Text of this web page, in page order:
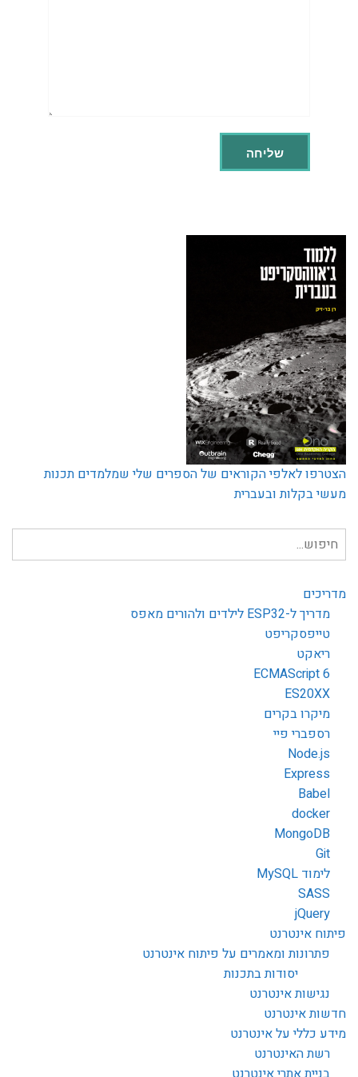
הצטרפו לאלפי הקוראים של הספרים שלי שמלמדים תכנות
מעשי בקלות ובעברית
חיפוש
עבור:
מדריכים
מדריך ל-ESP32 לילדים ולהורים מאפס
טייפסקריפט
ריאקט
ECMAScript 6
ES20XX
מיקרו בקרים
רספברי פיי
Node.js
Express
Babel
docker
MongoDB
Git
לימוד MySQL
SASS
jQuery
פיתוח אינטרנט
פתרונות ומאמרים על פיתוח אינטרנט
יסודות בתכנות
נגישות אינטרנט
חדשות אינטרנט
מידע כללי על אינטרנט
רשת האינטרנט